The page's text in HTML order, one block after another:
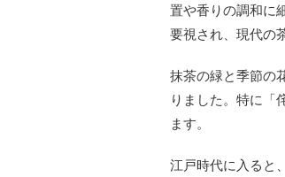
置や香りの調和に
要視され、現代の
抹茶の緑と季節の
りました。特に「
ます。
江戸時代に入ると